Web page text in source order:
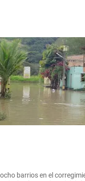
barrios en el